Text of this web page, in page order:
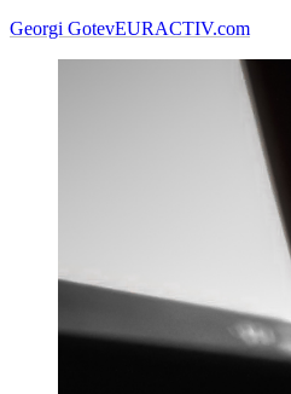
Georgi GotevEURACTIV.com